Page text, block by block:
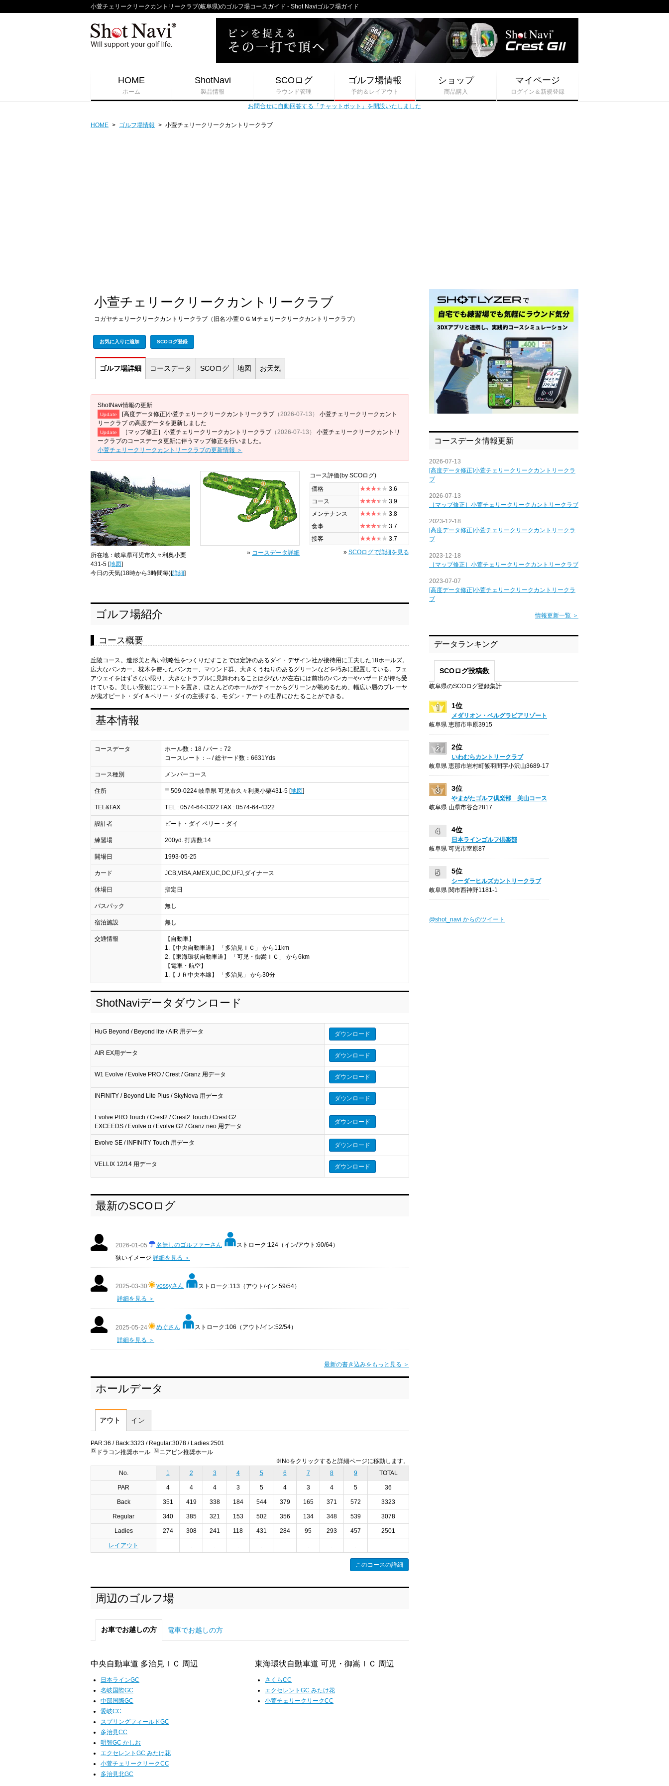
小萱チェリークリークカントリークラブ(岐阜県)のゴルフ場コースガイド - Shot Naviゴルフ場ガイド
HOME
ホーム
ShotNavi
製品情報
SCOログ
ラウンド管理
ゴルフ場情報
予約＆レイアウト
ショップ
商品購入
マイページ
ログイン＆新規登録
お問合せに自動回答する「チャットボット」を開設いたしました
HOME > ゴルフ場情報 > 小萱チェリークリークカントリークラブ
小萱チェリークリークカントリークラブ
コガヤチェリークリークカントリークラブ（旧名:小萱ＯＧＭチェリークリークカントリークラブ）
お気に入りに追加 SCOログ登録
ゴルフ場詳細 コースデータ SCOログ 地図 お天気
ShotNavi情報の更新
Update [高度データ修正]小萱チェリークリークカントリークラブ （2026-07-13）
小萱チェリークリークカント
リークラブ の高度データを更新しました
Update ［マップ修正］小萱チェリークリークカントリークラブ （2026-07-13）
小萱チェリークリークカントリ
ークラブのコースデータ更新に伴うマップ修正を行いました。
小萱チェリークリークカントリークラブの更新情報 ＞
所在地：岐阜県可児市久々利奥小栗
431-5 [地図]
今日の天気(18時から3時間毎)[詳細]
コース全景
» コースデータ詳細
コース評価(by SCOログ)
価格
3.6
コース
3.9
メンテナンス
3.8
食事
3.7
接客
3.7
» SCOログで詳細を見る
ゴルフ場紹介
コース概要
丘陵コース。造形美と高い戦略性をつくりだすことでは定評のあるダイ・デザイン社が接待用に工夫した18ホールズ。
広大なバンカー、枕木を使ったバンカー、マウンド群、大きくうねりのあるグリーンなどを巧みに配置している。フェ
アウェイをはずさない限り、大きなトラブルに見舞われることは少ないが左右には前出のバンカーやハザードが待ち受
けている。美しい景観にウエートを置き、ほとんどのホールがティーからグリーンが眺めるため、幅広い層のプレーヤ
が鬼才ピート・ダイ＆ペリー・ダイの主張する、モダン・アートの世界にひたることができる。
基本情報
コースデータ
ホール数：18 / パー：72
コースレート：-- / 総ヤード数：6631Yds
コース種別 メンバーコース
住所 〒509-0224 岐阜県 可児市久々利奥小栗431-5 [地図]
TEL&FAX TEL : 0574-64-3322 FAX : 0574-64-4322
設計者 ピート・ダイ ペリー・ダイ
練習場 200yd. 打席数:14
開場日 1993-05-25
カード JCB,VISA,AMEX,UC,DC,UFJ,ダイナース
休場日 指定日
バスパック 無し
宿泊施設 無し
交通情報
【自動車】
1.【中央自動車道】 「多治見ＩＣ」 から11km
2.【東海環状自動車道】 「可児・御嵩ＩＣ」 から6km
【電車・航空】
1.【ＪＲ中央本線】 「多治見」 から30分
ShotNaviデータダウンロード
HuG Beyond / Beyond lite / AIR 用データ ダウンロード
AIR EX用データ ダウンロード
W1 Evolve / Evolve PRO / Crest / Granz 用データ ダウンロード
INFINITY / Beyond Lite Plus / SkyNova 用データ ダウンロード
Evolve PRO Touch / Crest2 / Crest2 Touch / Crest G2
EXCEEDS / Evolve α / Evolve G2 / Granz neo 用データ
ダウンロード
Evolve SE / INFINITY Touch 用データ ダウンロード
VELLIX 12/14 用データ ダウンロード
最新のSCOログ
2026-01-05 名無しのゴルファーさん
ストローク:124（イン/アウト:60/64）
狭いイメージ 詳細を見る ＞
2025-03-30 yossyさん
ストローク:113（アウト/イン:59/54）
詳細を見る ＞
2025-05-24 めぐさん
ストローク:106（アウト/イン:52/54）
詳細を見る ＞
最新の書き込みをもっと見る ＞
ホールデータ
アウト イン
PAR:36 / Back:3323 / Regular:3078 / Ladies:2501
ドラコン推奨ホール
ニアピン推奨ホール
※Noをクリックすると詳細ページに移動します。
No.
1 2 3 4 5 6 7 8 9 TOTAL
PAR 4 4 4 3 5 4 3 4 5 36
Back 351 419 338 184 544 379 165 371 572 3323
Regular 340 385 321 153 502 356 134 348 539 3078
Ladies 274 308 241 118 431 284 95 293 457 2501
レイアウト
このコースの詳細
周辺のゴルフ場
お車でお越しの方 電車でお越しの方
中央自動車道 多治見ＩＣ 周辺
日本ラインGC
名岐国際GC
中部国際GC
愛岐CC
スプリングフィールドGC
多治見CC
明智GC かしお
エクセレントGC みたけ花
小萱チェリークリークCC
多治見北GC
東海環状自動車道 可児・御嵩ＩＣ 周辺
さくらCC
エクセレントGC みたけ花
小萱チェリークリークCC
コースデータ情報更新
2026-07-13
[高度データ修正]小萱チェリークリークカントリークラ
ブ
2026-07-13
［マップ修正］小萱チェリークリークカントリークラブ
2023-12-18
[高度データ修正]小萱チェリークリークカントリークラ
ブ
2023-12-18
［マップ修正］小萱チェリークリークカントリークラブ
2023-07-07
[高度データ修正]小萱チェリークリークカントリークラ
ブ
情報更新一覧 ＞
データランキング
SCOログ投稿数
岐阜県のSCOログ登録集計
1位
メダリオン・ベルグラビアリゾート
岐阜県 恵那市串原3915
2位
いわむらカントリークラブ
岐阜県 恵那市岩村町飯羽間字小沢山3689-17
3位
やまがたゴルフ倶楽部 美山コース
岐阜県 山県市谷合2817
4位
日本ラインゴルフ倶楽部
岐阜県 可児市室原87
5位
シーダーヒルズカントリークラブ
岐阜県 関市西神野1181-1
@shot_navi からのツイート